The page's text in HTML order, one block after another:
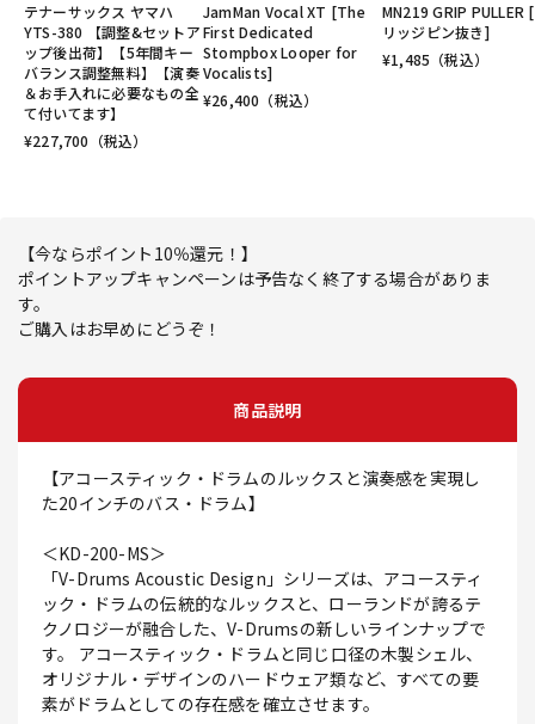
テナーサックス ヤマハ
YTS-380 【調整&セットア
ップ後出荷】【5年間キー
バランス調整無料】【演奏
＆お手入れに必要なもの全
て付いてます】
¥227,700 （税込）
JamMan Vocal XT [The
First Dedicated
Stompbox Looper for
Vocalists]
¥26,400 （税込）
MN219 GRIP PULLER
リッジピン抜き]
¥1,485 （税込）
【今ならポイント10％還元！】
ポイントアップキャンペーンは予告なく終了する場合がありま
す。
ご購入はお早めにどうぞ！
商品説明
【アコースティック・ドラムのルックスと演奏感を実現し
た20インチのバス・ドラム】
＜KD-200-MS＞
「V-Drums Acoustic Design」シリーズは、アコースティ
ック・ドラムの伝統的なルックスと、ローランドが誇るテ
クノロジーが融合した、V-Drumsの新しいラインナップで
す。 アコースティック・ドラムと同じ口径の木製シェル、
オリジナル・デザインのハードウェア類など、すべての要
素がドラムとしての存在感を確立させます。